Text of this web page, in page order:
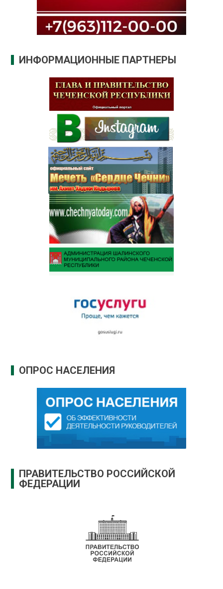
ИНФОРМАЦИОННЫЕ ПАРТНЕРЫ
ОПРОС НАСЕЛЕНИЯ
ПРАВИТЕЛЬСТВО РОССИЙСКОЙ
ФЕДЕРАЦИИ